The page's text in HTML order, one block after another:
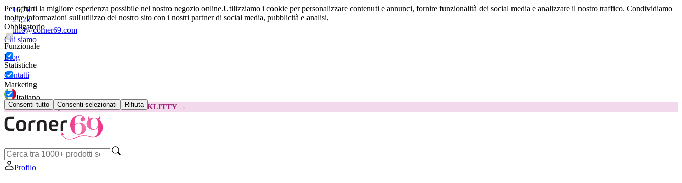
Per offrirti la migliore esperienza possibile nel nostro negozio online.Utilizziamo i cookie per personalizzare contenuti e annunci, fornire funzionalità dei social media e analizzare il nostro traffico. Condividiamo
inoltre informazioni sull'utilizzo del nostro sito con i nostri partner di social media, pubblicità e analisi,
Obbligatorio
Funzionale
Statistiche
Marketing
Consenti tutto Consenti selezionati Rifiuta
16,7k
25,2k
info@corner69.com
Chi siamo
Blog
Contatti
Italiano
😽Svakom Klitty: 15 € IN MENO Codice: KLITTY →
Profilo